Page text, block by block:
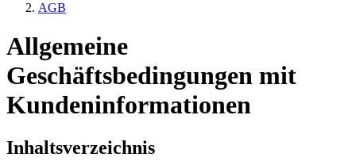
AGB
Allgemeine
Geschäftsbedingungen mit
Kundeninformationen
Inhaltsverzeichnis